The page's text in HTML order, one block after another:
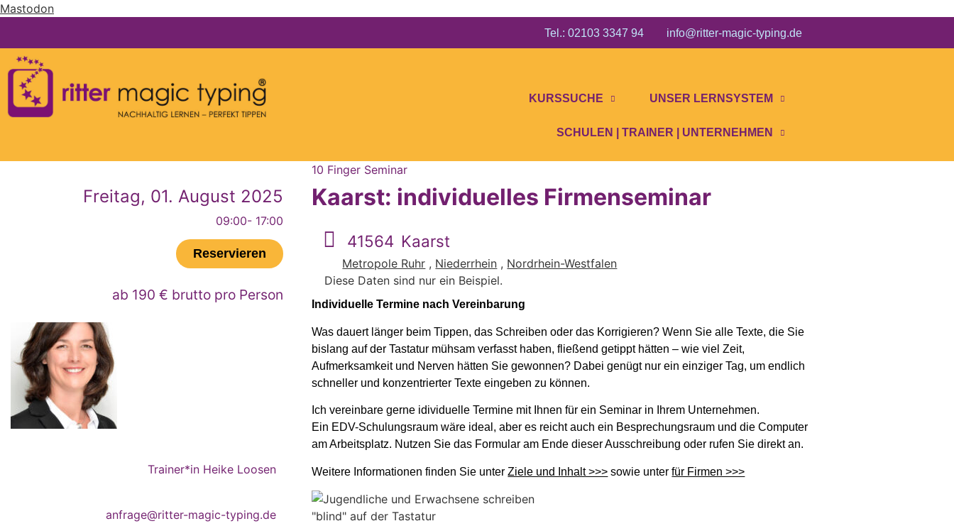
Mastodon
Tel.: 02103 3347 94 info@ritter-magic-typing.de
KURSSUCHE UNSER LERNSYSTEM
SCHULEN | TRAINER | UNTERNEHMEN
Freitag, 01. August 2025
09:00- 17:00
Reservieren
ab 190 € brutto pro Person
Trainer*in Heike Loosen
anfrage@ritter-magic-typing.de
10 Finger Seminar
Kaarst: individuelles Firmenseminar
41564 Kaarst
Metropole Ruhr , Niederrhein , Nordrhein-Westfalen
Diese Daten sind nur ein Beispiel.
Individuelle Termine nach Vereinbarung
Was dauert länger beim Tippen, das Schreiben oder das Korrigieren? Wenn Sie alle Texte, die Sie
bislang auf der Tastatur mühsam verfasst haben, fließend getippt hätten – wie viel Zeit,
Aufmerksamkeit und Nerven hätten Sie gewonnen? Dabei genügt nur ein einziger Tag, um endlich
schneller und konzentrierter Texte eingeben zu können.
Ich vereinbare gerne idividuelle Termine mit Ihnen für ein Seminar in Ihrem Unternehmen.
Ein EDV-Schulungsraum wäre ideal, aber es reicht auch ein Besprechungsraum und die Computer
am Arbeitsplatz. Nutzen Sie das Formular am Ende dieser Ausschreibung oder rufen Sie direkt an.
Weitere Informationen finden Sie unterZiele und Inhalt >>> sowie unterfür Firmen >>>